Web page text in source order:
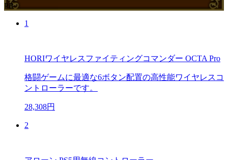
PR
1
HORIワイヤレスファイティングコマンダー OCTA Pro
格闘ゲームに最適な6ボタン配置の高性能ワイヤレスコ
ントローラーです。
28,308円
2